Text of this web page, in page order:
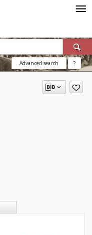
Advanced search ?